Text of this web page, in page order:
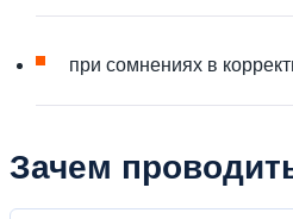
при сомнениях в
Зачем